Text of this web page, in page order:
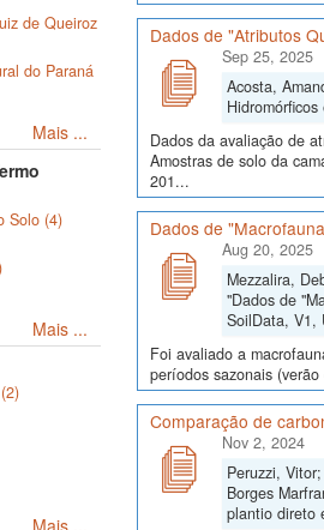
de Queiroz
do Paraná
Mais ...
Solo (4)
Mais ...
Mais ...
Dados de "Atributos
Sep 25, 2025
Acosta,
Dados da avaliação de
Amostras de solo da
201...
Dados de
Aug 20, 2025
Mezzalira,
"Dados de
SoilData, V1,
Foi avaliado a
períodos sazonais
Comparação de
Nov 2, 2024
Peruzzi,
Borges
plantio direto